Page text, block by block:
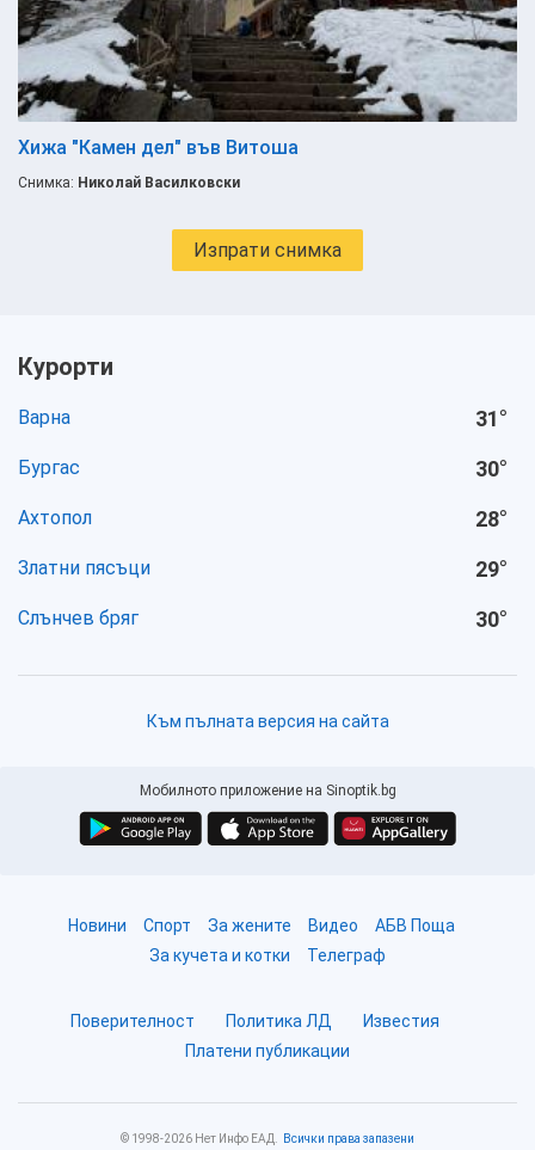
Хижа "Камен дел" във Витоша
Снимка: Николай Василковски
Изпрати снимка
Курорти
Варна 31°
Бургас 30°
Ахтопол 28°
Златни пясъци 29°
Слънчев бряг 30°
Към пълната версия на сайта
Мобилното приложение на Sinoptik.bg
Новини Спорт За жените Видео
АБВ Поща
За кучета и котки
Телеграф
Поверителност Политика ЛД
Известия
Платени публикации
© 1998-2026 Нет Инфо ЕАД. Всички права запазени